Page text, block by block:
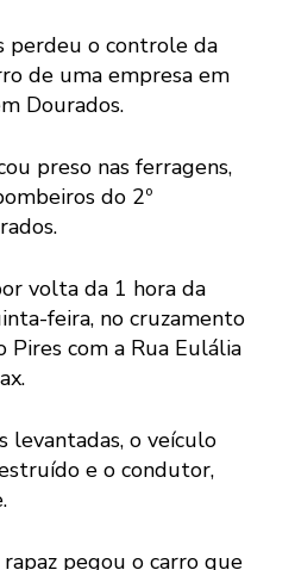
perdeu o controle da
de uma empresa em
Dourados.
preso nas ferragens,
do 2º
volta da 1 hora da
feira, no cruzamento
Pires com a Rua Eulália
levantadas, o veículo
e o condutor,
pegou o carro que